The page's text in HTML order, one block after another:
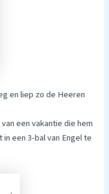
en liep zo de Heeren
een vakantie die hem
een 3-bal van Engel te